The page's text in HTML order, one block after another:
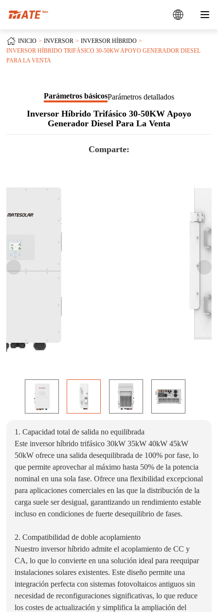
INICIO INVERSOR
INVERSOR HÍBRIDO
INVERSOR HÍBRIDO TRIFÁSICO 30-50KW APOYO GENERADOR DIESEL
PARA LA VENTA
Parámetros básicosParámetros detallados
Inversor Híbrido Trifásico 30-50KW Apoyo
Generador Diesel Para La Venta
Comparte:
1. Capacidad total de salida no equilibrada
Este inversor híbrido trifásico 30kW 35kW 40kW 45kW
50kW ofrece una salida desequilibrada de 100% por fase, lo
que permite aprovechar al máximo hasta 50% de la potencia
nominal en una sola fase. Ofrece una flexibilidad excepcional
para aplicaciones comerciales en las que la distribución de la
carga suele ser desigual, garantizando un rendimiento estable
incluso en condiciones de fuerte desequilibrio de fases.
2. Compatibilidad de doble acoplamiento
Nuestro inversor híbrido admite el acoplamiento de CC y
CA, lo que lo convierte en una solución ideal para reequipar
instalaciones solares existentes. Este diseño permite una
integración perfecta con sistemas fotovoltaicos antiguos sin
necesidad de reconfiguraciones significativas, lo que reduce
los costes de actualización y simplifica la ampliación del